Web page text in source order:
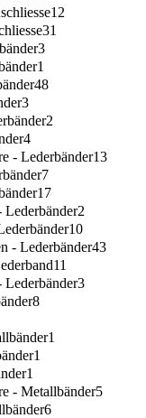
12
31
3
1
48
3
2
4
- Lederbänder13
7
17
Lederbänder2
10
- Lederbänder43
11
3
8
1
1
1
- Metallbänder5
6